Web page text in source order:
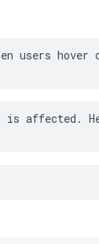
users hover
is affected.